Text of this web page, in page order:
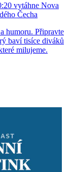
vytáhne Nova
Čecha
humoru. Připravte
baví tisíce diváků
milujeme.